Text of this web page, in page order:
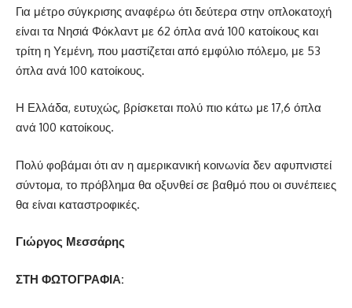
Για μέτρο σύγκρισης αναφέρω ότι δεύτερα στην οπλοκατοχή
είναι τα Νησιά Φόκλαντ με 62 όπλα ανά 100 κατοίκους και
τρίτη η Υεμένη, που μαστίζεται από εμφύλιο πόλεμο, με 53
όπλα ανά 100 κατοίκους.
Η Ελλάδα, ευτυχώς, βρίσκεται πολύ πιο κάτω με 17,6 όπλα
ανά 100 κατοίκους.
Πολύ φοβάμαι ότι αν η αμερικανική κοινωνία δεν αφυπνιστεί
σύντομα, το πρόβλημα θα οξυνθεί σε βαθμό που οι συνέπειες
θα είναι καταστροφικές.
Γιώργος Μεσσάρης
ΣΤΗ ΦΩΤΟΓΡΑΦΙΑ: